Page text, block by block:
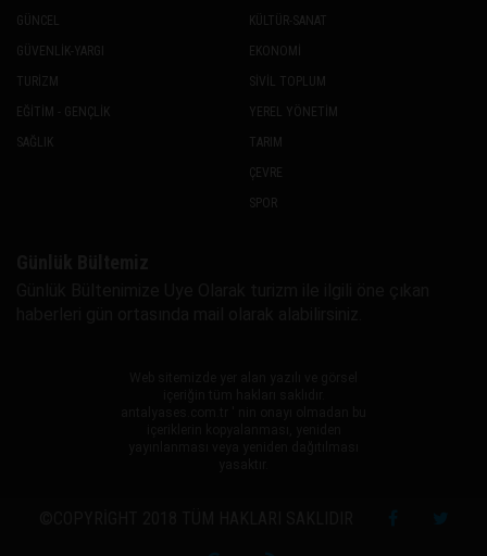
GÜNCEL
GÜVENLİK-YARGI
TURİZM
EĞİTİM - GENÇLİK
SAĞLIK
KÜLTÜR-SANAT
EKONOMİ
SİVİL TOPLUM
YEREL YÖNETİM
TARIM
ÇEVRE
SPOR